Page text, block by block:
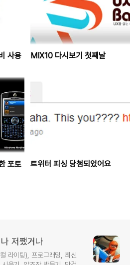
사용
MIX10 다시보기 첫째날
포토
트위터 피싱 당첨되었어요
저쨌거나
라이팅), 프로그래밍, 최신